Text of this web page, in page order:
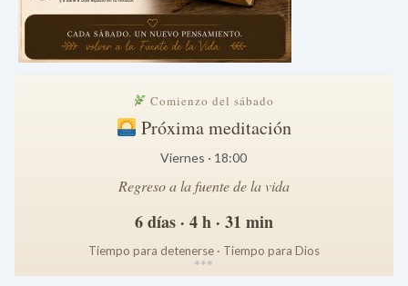
Comienzo del sábado
Próxima meditación
Viernes · 18:00
Regreso a la fuente de la vida
6 días · 4 h · 31 min
Tiempo para detenerse · Tiempo para Dios
***